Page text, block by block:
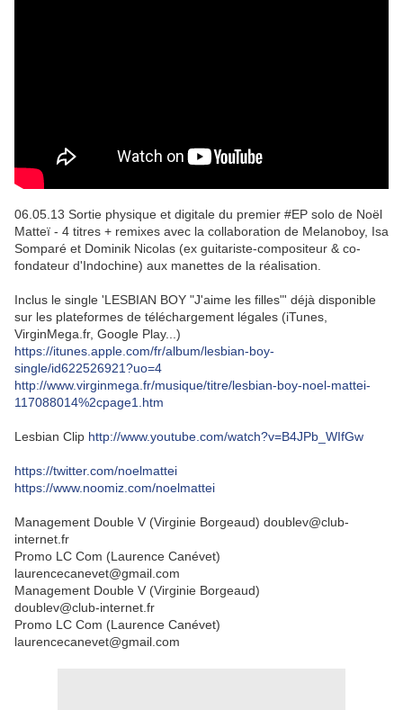
06.05.13 Sortie physique et digitale du premier #EP solo de Noël
Matteï - 4 titres + remixes avec la collaboration de Melanoboy, Isa
Somparé et Dominik Nicolas (ex guitariste-compositeur & co-
fondateur d'Indochine) aux manettes de la réalisation.
Inclus le single 'LESBIAN BOY "J'aime les filles"' déjà disponible
sur les plateformes de téléchargement légales (iTunes,
VirginMega.fr, Google Play...)
https://itunes.apple.com/fr/album/lesbian-boy-
single/id622526921?uo=4
http://www.virginmega.fr/musique/titre/lesbian-boy-noel-mattei-
117088014%2cpage1.htm
Lesbian Clip http://www.youtube.com/watch?v=B4JPb_WIfGw
https://twitter.com/noelmattei
https://www.noomiz.com/noelmattei
Management Double V (Virginie Borgeaud) doublev@club-
internet.fr
Promo LC Com (Laurence Canévet)
laurencecanevet@gmail.com
Management Double V (Virginie Borgeaud)
doublev@club-internet.fr
Promo LC Com (Laurence Canévet)
laurencecanevet@gmail.com